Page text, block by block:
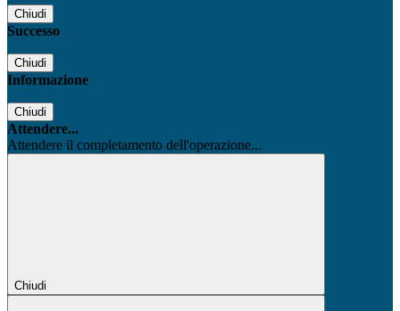
Chiudi
Successo
Chiudi
Informazione
Chiudi
Attendere...
Attendere il completamento dell'operazione...
Chiudi